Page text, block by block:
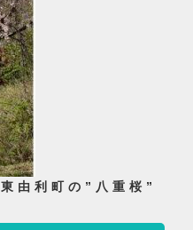
東由利町の”八重桜”